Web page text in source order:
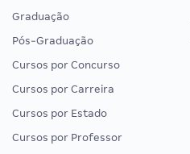
Graduação
Pós-Graduação
Cursos por Concurso
Cursos por Carreira
Cursos por Estado
Cursos por Professor